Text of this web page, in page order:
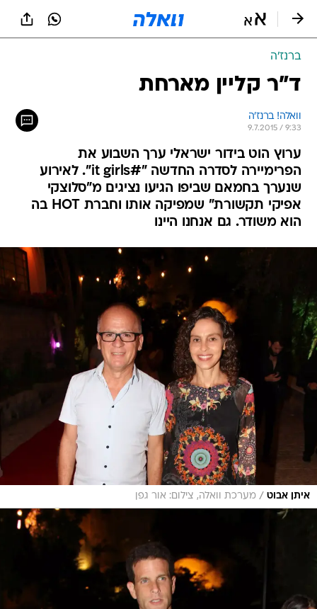
ברנז'ה
ד"ר קליין מארחת
וואלה! ברנז'ה
9.7.2015 / 9:33
ערוץ הוט בידור ישראלי ערך השבוע את
הפרימיירה לסדרה החדשה "#it girls". לאירוע
שנערך בחמאם שביפו הגיעו נציגים מ"סלוצקי
אפיקי תקשורת" שמפיקה אותו וחברת HOT בה
הוא משודר. גם אנחנו היינו
איתן אבוט / מערכת וואלה, צילום: אור גפן